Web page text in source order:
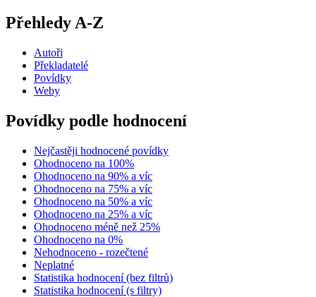
Přehledy A-Z
Autoři
Překladatelé
Povídky
Weby
Povídky podle hodnocení
Nejčastěji hodnocené povídky
Ohodnoceno na 100%
Ohodnoceno na 90% a víc
Ohodnoceno na 75% a víc
Ohodnoceno na 50% a víc
Ohodnoceno na 25% a víc
Ohodnoceno méně než 25%
Ohodnoceno na 0%
Nehodnoceno - rozečtené
Neplatné
Statistika hodnocení (bez filtrů)
Statistika hodnocení (s filtry)